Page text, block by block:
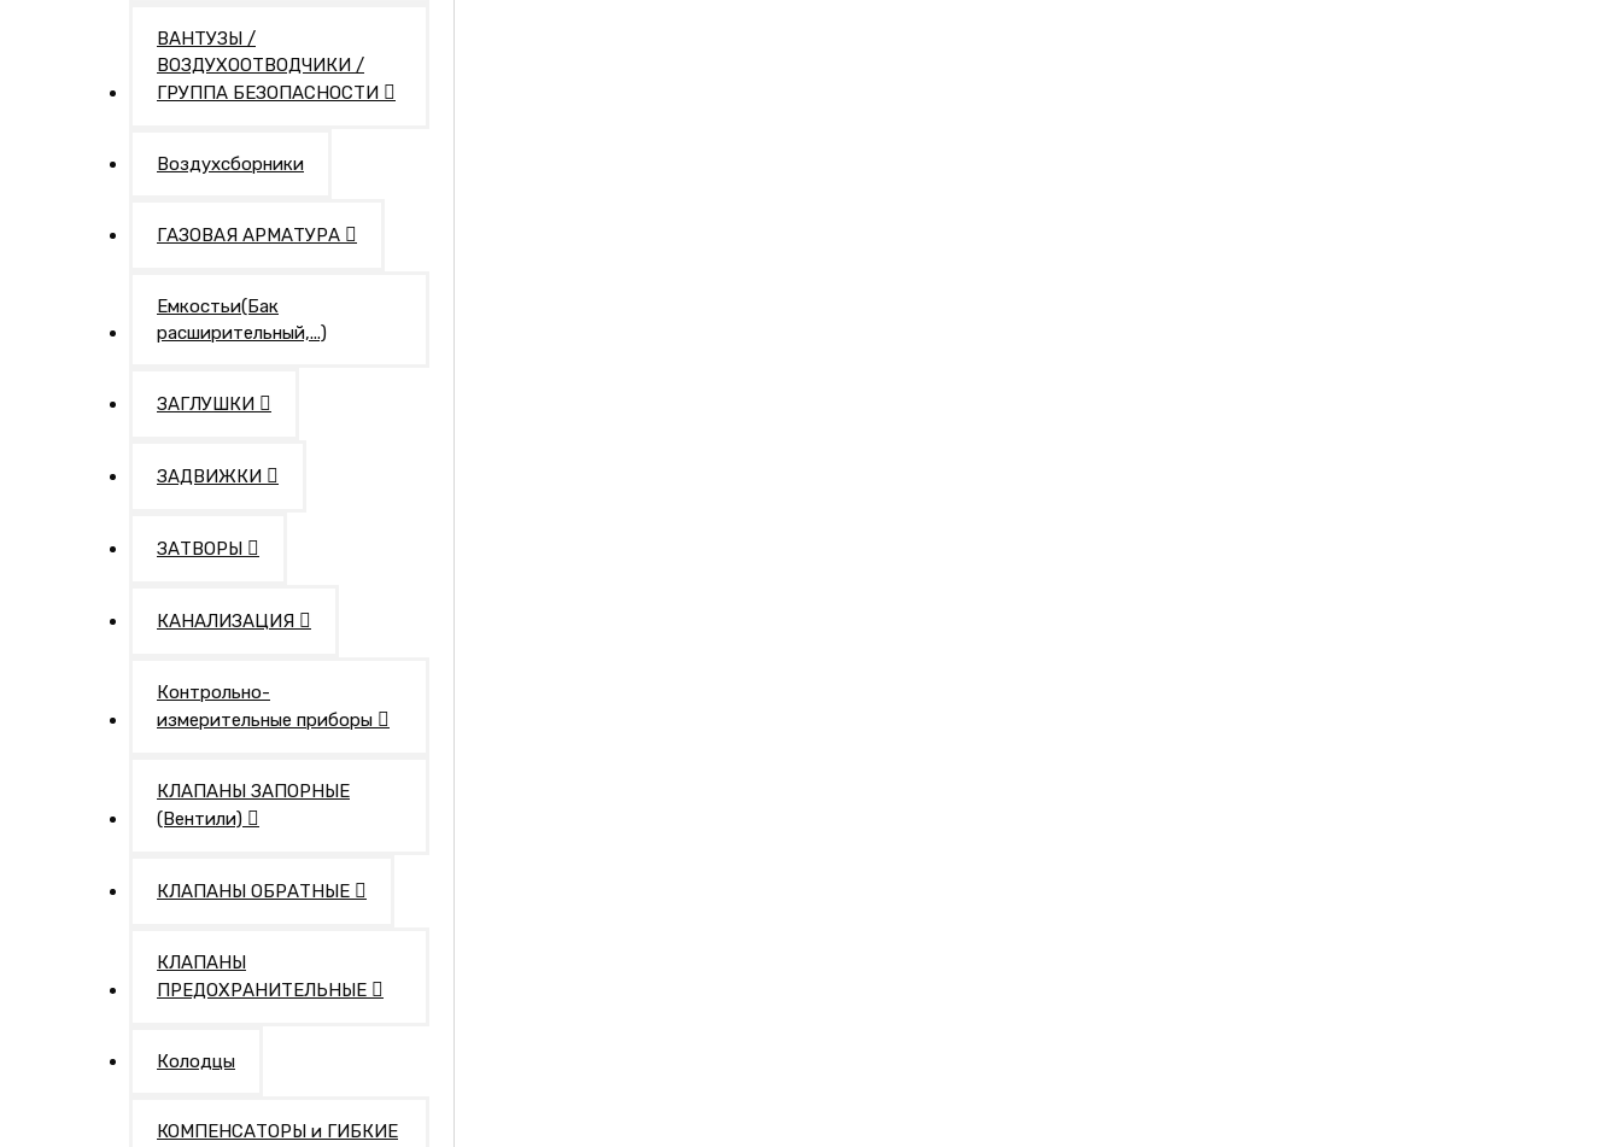
ВАНТУЗЫ /
ВОЗДУХООТВОДЧИКИ /
ГРУППА БЕЗОПАСНОСТИ
Воздухсборники
ГАЗОВАЯ АРМАТУРА
Емкостьи(Бак
расширительный,...)
ЗАГЛУШКИ
ЗАДВИЖКИ
ЗАТВОРЫ
КАНАЛИЗАЦИЯ
Контрольно-
измерительные приборы
КЛАПАНЫ ЗАПОРНЫЕ
(Вентили)
КЛАПАНЫ ОБРАТНЫЕ
КЛАПАНЫ
ПРЕДОХРАНИТЕЛЬНЫЕ
Колодцы
КОМПЕНСАТОРЫ и ГИБКИЕ